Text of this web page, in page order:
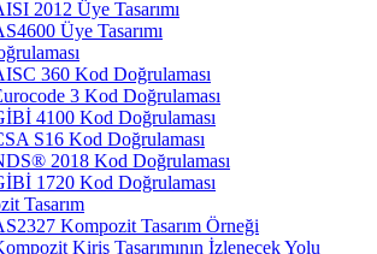
2012 Üye Tasarımı
Üye Tasarımı
360 Kod Doğrulaması
3 Kod Doğrulaması
4100 Kod Doğrulaması
S16 Kod Doğrulaması
2018 Kod Doğrulaması
1720 Kod Doğrulaması
Tasarım
Kompozit Tasarım Örneği
Kiriş Tasarımının İzlenecek Yolu